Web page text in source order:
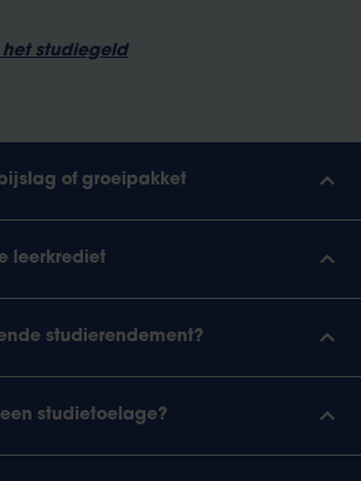
het studiegeld
of groeipakket
leerkrediet
studierendement?
studietoelage?